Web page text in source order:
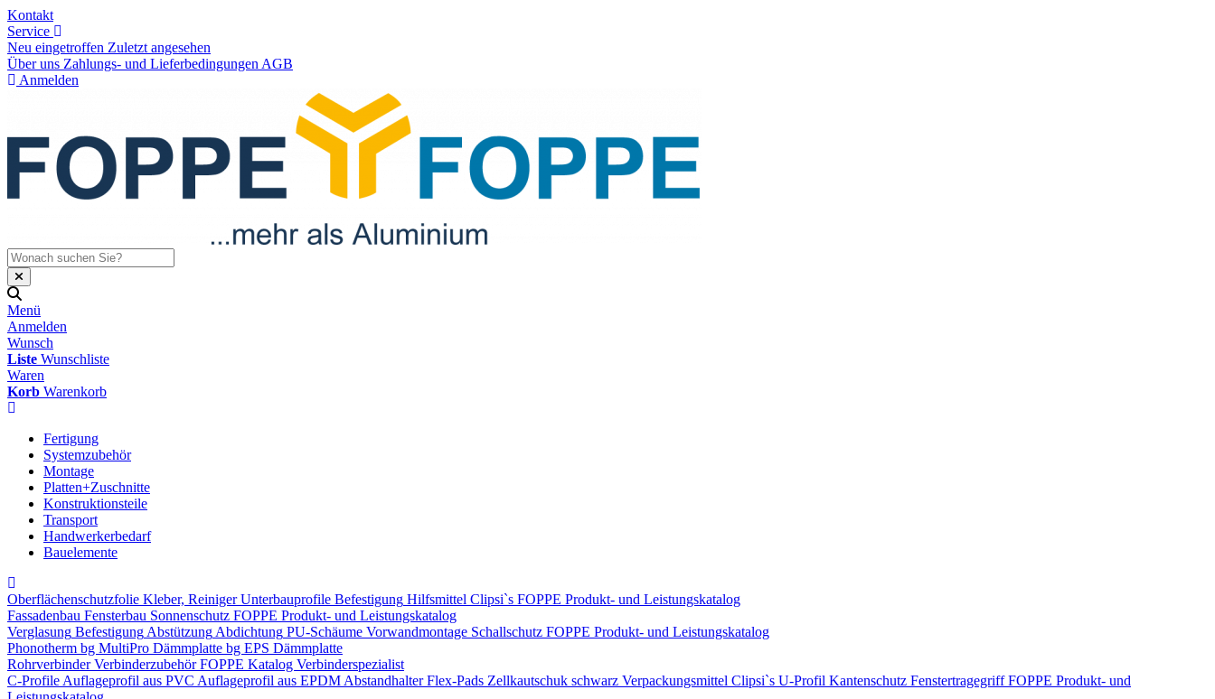
Kontakt
Service
Neu eingetroffen Zuletzt angesehen
Über uns Zahlungs- und Lieferbedingungen AGB
Anmelden
Menü
Anmelden
Wunsch
Liste Wunschliste
Waren
Korb Warenkorb
Fertigung
Systemzubehör
Montage
Platten+Zuschnitte
Konstruktionsteile
Transport
Handwerkerbedarf
Bauelemente
Oberflächenschutzfolie Kleber, Reiniger Unterbauprofile Befestigung Hilfsmittel Clipsi`s FOPPE Produkt- und Leistungskatalog
Fassadenbau Fensterbau Sonnenschutz FOPPE Produkt- und Leistungskatalog
Verglasung Befestigung Abstützung Abdichtung PU-Schäume Vorwandmontage Schallschutz FOPPE Produkt- und Leistungskatalog
Phonotherm bg MultiPro Dämmplatte bg EPS Dämmplatte
Rohrverbinder Verbinderzubehör FOPPE Katalog Verbinderspezialist
C-Profile Auflageprofil aus PVC Auflageprofil aus EPDM Abstandhalter Flex-Pads Zellkautschuk schwarz Verpackungsmittel Clipsi`s U-Profil Kantenschutz Fenstertragegriff FOPPE Produkt- und